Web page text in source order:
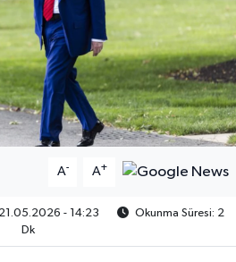
A- A+
21.05.2026 - 14:23
Okunma Süresi: 2
Dk